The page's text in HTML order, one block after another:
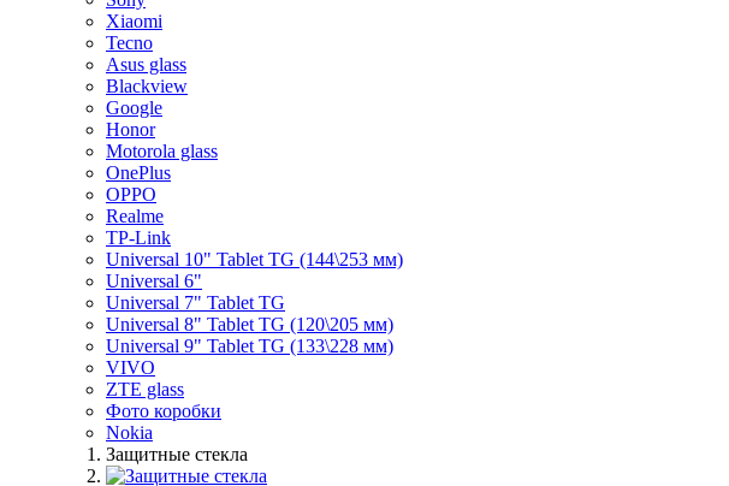
Xiaomi
Tecno
Asus glass
Blackview
Google
Honor
Motorola glass
OnePlus
OPPO
Realme
TP-Link
Universal 10" Tablet TG (144\253 мм)
Universal 6"
Universal 7" Tablet TG
Universal 8" Tablet TG (120\205 мм)
Universal 9" Tablet TG (133\228 мм)
VIVO
ZTE glass
Фото коробки
Nokia
Защитные стекла